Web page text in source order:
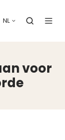
NL
voor